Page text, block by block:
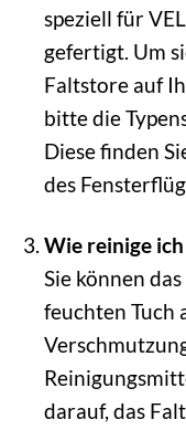
speziell für
gefertigt. Um
Faltstore auf
bitte die
Diese finden
des
Wie reinige
Sie können
feuchten Tuch
darauf, das